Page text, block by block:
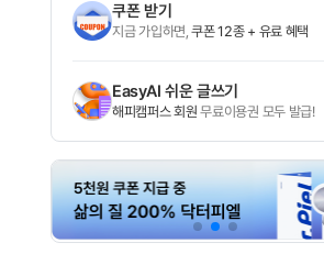
쿠폰 받기
지금 가입하면,쿠폰 12종 + 유료 혜택
EasyAI 쉬운 글쓰기
해피캠퍼스 회원 무료이용권 모두 발급!